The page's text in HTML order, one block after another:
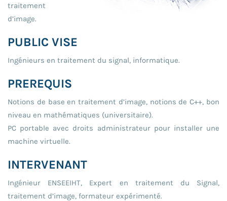
traitement
d’image.
PUBLIC VISE
Ingénieurs en traitement du signal, informatique.
PREREQUIS
Notions de base en traitement d’image, notions de C++, bon
niveau en mathématiques (universitaire).
PC portable avec droits administrateur pour installer une
machine virtuelle.
INTERVENANT
Ingénieur ENSEEIHT, Expert en traitement du Signal,
traitement d’image, formateur expérimenté.